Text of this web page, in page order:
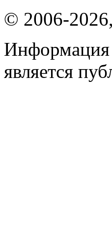
© 2006-
Информация
является